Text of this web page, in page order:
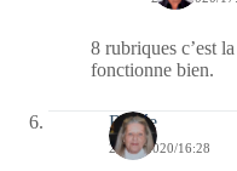
8 rubriques c’est
fonctionne bien.
Renée
20/04/2020/16:28